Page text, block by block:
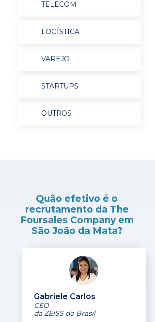
TELECOM
LOGÍSTICA
VAREJO
STARTUPS
OUTROS
Quão efetivo é o
recrutamento da The
Foursales Company em
São João da Mata?
Gabriele Carlos
CEO
da ZEISS do Brasil